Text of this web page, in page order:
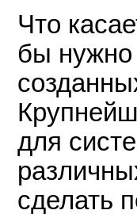
Что
бы нужно
для
сделать